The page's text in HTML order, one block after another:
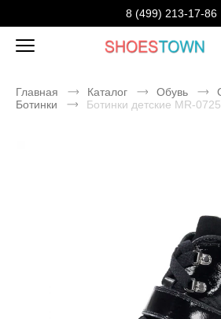
8 (499) 213-17-86
Главная Каталог Обувь
Ботинки
Ботинки детские MR-